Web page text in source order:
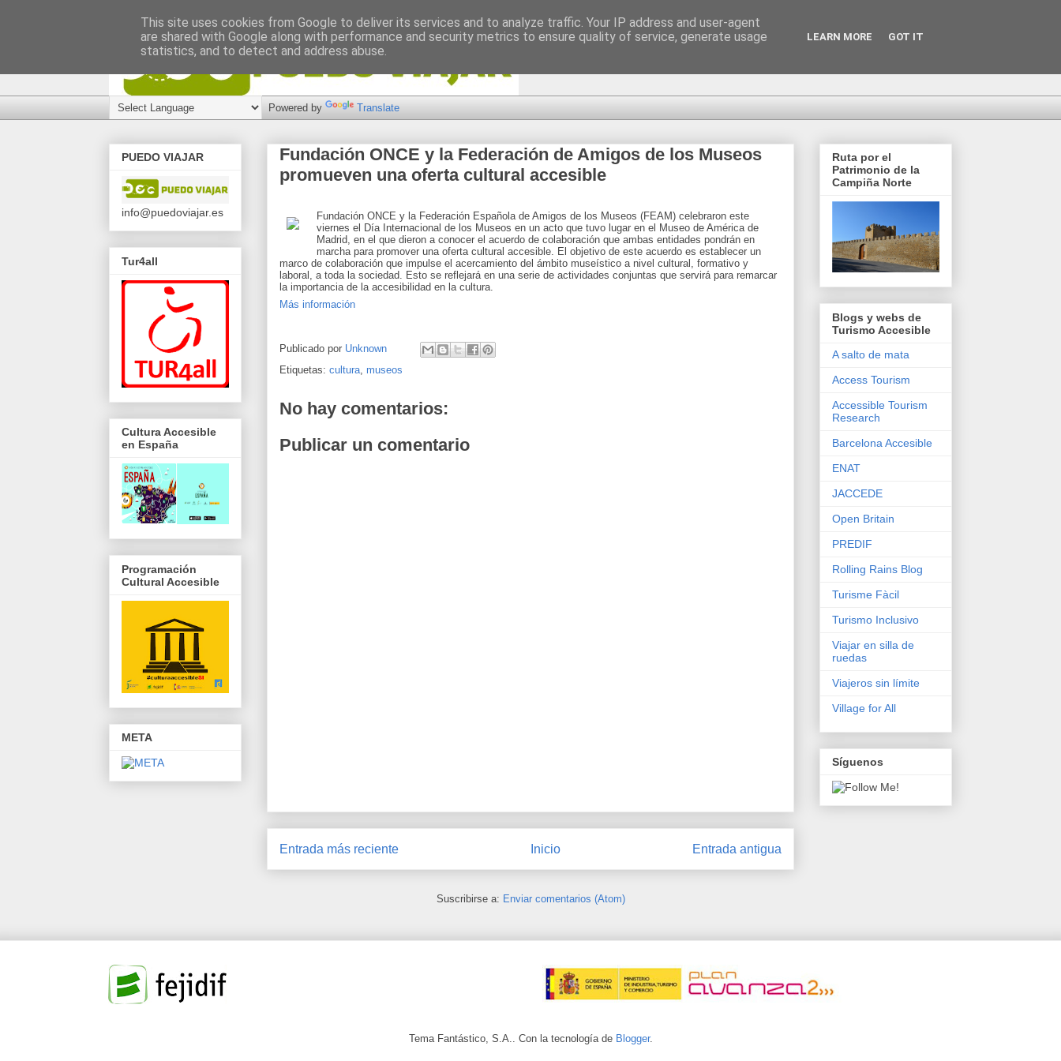
Powered by Translate
Fundación ONCE y la Federación de Amigos de los Museos
promueven una oferta cultural accesible
Fundación ONCE y la Federación Española de Amigos de los Museos (FEAM) celebraron este
viernes el Día Internacional de los Museos en un acto que tuvo lugar en el Museo de América de
Madrid, en el que dieron a conocer el acuerdo de colaboración que ambas entidades pondrán en
marcha para promover una oferta cultural accesible. El objetivo de este acuerdo es establecer un
marco de colaboración que impulse el acercamiento del ámbito museístico a nivel cultural, formativo y
laboral, a toda la sociedad. Esto se reflejará en una serie de actividades conjuntas que servirá para remarcar
la importancia de la accesibilidad en la cultura.
Más información
Publicado por Unknown
Etiquetas: cultura, museos
No hay comentarios:
Publicar un comentario
Entrada más reciente Entrada antigua
Inicio
Suscribirse a: Enviar comentarios (Atom)
PUEDO VIAJAR
info@puedoviajar.es
Tur4all
Cultura Accesible
en España
Programación
Cultural Accesible
META
Ruta por el
Patrimonio de la
Campiña Norte
Blogs y webs de
Turismo Accesible
A salto de mata
Access Tourism
Accessible Tourism
Research
Barcelona Accesible
ENAT
JACCEDE
Open Britain
PREDIF
Rolling Rains Blog
Turisme Fàcil
Turismo Inclusivo
Viajar en silla de
ruedas
Viajeros sin límite
Village for All
Síguenos
Tema Fantástico, S.A.. Con la tecnología de Blogger.
This site uses cookies from Google to deliver its services and to analyze traffic. Your IP address and user-agent
are shared with Google along with performance and security metrics to ensure quality of service, generate usage
statistics, and to detect and address abuse.
LEARN MORE GOT IT